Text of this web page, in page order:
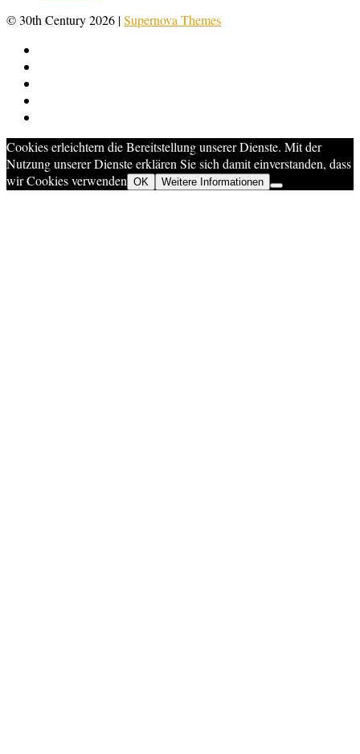
© 30th Century 2026 |Supernova Themes
Cookies erleichtern die Bereitstellung unserer Dienste. Mit der
Nutzung unserer Dienste erklären Sie sich damit einverstanden, dass
wir Cookies verwenden OK Weitere Informationen